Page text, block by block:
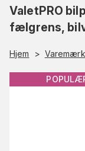
ValetPRO
fælgrens,
Hjem >